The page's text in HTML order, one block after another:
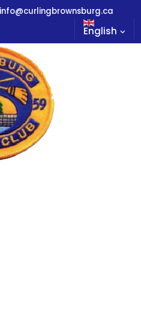
info@curlingbrownsburg.ca
English